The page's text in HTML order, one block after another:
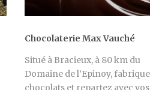
Chocolaterie Max Vauché
Situé à Bracieux, à 80 km du
Domaine de l’Epinoy,
chocolats et repartez avec vos